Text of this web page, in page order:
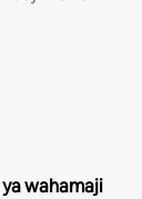
wahamaji